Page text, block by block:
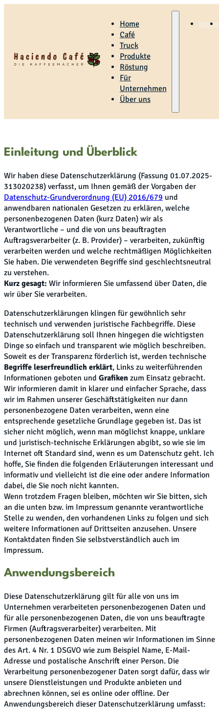
Home
Café
Truck
Produkte
Röstung
Für
Unternehmen
Über uns
Home
Einleitung und Überblick
Wir haben diese Datenschutzerklärung (Fassung 01.07.2025-
313020238) verfasst, um Ihnen gemäß der Vorgaben der
Datenschutz-Grundverordnung (EU) 2016/679 und
anwendbaren nationalen Gesetzen zu erklären, welche
personenbezogenen Daten (kurz Daten) wir als
Verantwortliche – und die von uns beauftragten
Auftragsverarbeiter (z. B. Provider) – verarbeiten, zukünftig
verarbeiten werden und welche rechtmäßigen Möglichkeiten
Sie haben. Die verwendeten Begriffe sind geschlechtsneutral
zu verstehen.
Kurz gesagt: Wir informieren Sie umfassend über Daten, die
wir über Sie verarbeiten.
Datenschutzerklärungen klingen für gewöhnlich sehr
technisch und verwenden juristische Fachbegriffe. Diese
Datenschutzerklärung soll Ihnen hingegen die wichtigsten
Dinge so einfach und transparent wie möglich beschreiben.
Soweit es der Transparenz förderlich ist, werden technische
Begriffe leserfreundlich erklärt, Links zu weiterführenden
Informationen geboten und Grafiken zum Einsatz gebracht.
Wir informieren damit in klarer und einfacher Sprache, dass
wir im Rahmen unserer Geschäftstätigkeiten nur dann
personenbezogene Daten verarbeiten, wenn eine
entsprechende gesetzliche Grundlage gegeben ist. Das ist
sicher nicht möglich, wenn man möglichst knappe, unklare
und juristisch-technische Erklärungen abgibt, so wie sie im
Internet oft Standard sind, wenn es um Datenschutz geht. Ich
hoffe, Sie finden die folgenden Erläuterungen interessant und
informativ und vielleicht ist die eine oder andere Information
dabei, die Sie noch nicht kannten.
Wenn trotzdem Fragen bleiben, möchten wir Sie bitten, sich
an die unten bzw. im Impressum genannte verantwortliche
Stelle zu wenden, den vorhandenen Links zu folgen und sich
weitere Informationen auf Drittseiten anzusehen. Unsere
Kontaktdaten finden Sie selbstverständlich auch im
Impressum.
Anwendungsbereich
Diese Datenschutzerklärung gilt für alle von uns im
Unternehmen verarbeiteten personenbezogenen Daten und
für alle personenbezogenen Daten, die von uns beauftragte
Firmen (Auftragsverarbeiter) verarbeiten. Mit
personenbezogenen Daten meinen wir Informationen im Sinne
des Art. 4 Nr. 1 DSGVO wie zum Beispiel Name, E-Mail-
Adresse und postalische Anschrift einer Person. Die
Verarbeitung personenbezogener Daten sorgt dafür, dass wir
unsere Dienstleistungen und Produkte anbieten und
abrechnen können, sei es online oder offline. Der
Anwendungsbereich dieser Datenschutzerklärung umfasst: